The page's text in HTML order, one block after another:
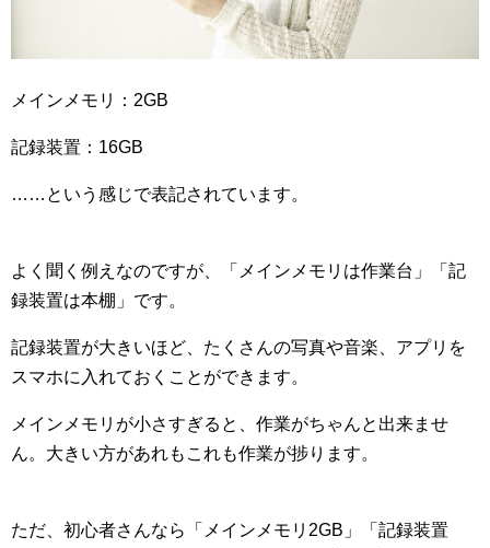
メインメモリ：2GB
記録装置：16GB
……という感じで表記されています。
よく聞く例えなのですが、「メインメモリは作業台」「記
録装置は本棚」です。
記録装置が大きいほど、たくさんの写真や音楽、アプリを
スマホに入れておくことができます。
メインメモリが小さすぎると、作業がちゃんと出来ませ
ん。大きい方があれもこれも作業が捗ります。
ただ、初心者さんなら「メインメモリ2GB」「記録装置